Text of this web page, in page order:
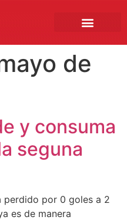
de
y consuma
seguna
perdido por 0 goles a 2
es de manera